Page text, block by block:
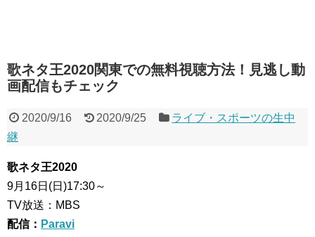
歌ネタ王2020関東での無料視聴方法！見逃し動
画配信もチェック
2020/9/16 2020/9/25
ライブ・スポーツの生中
継
歌ネタ王2020
9月16日(日)17:30～
TV放送：MBS
配信： Paravi